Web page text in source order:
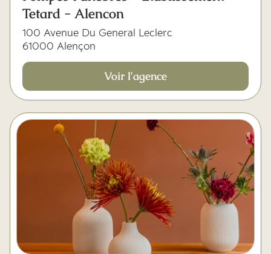
Tetard - Alencon
100 Avenue Du General Leclerc
61000 Alençon
Voir l'agence